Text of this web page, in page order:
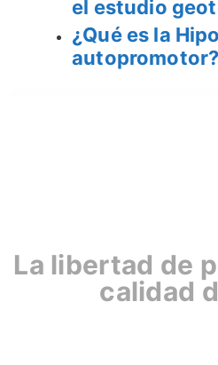
el estudio
¿Qué es la
autopromotor?
La libertad de
calidad